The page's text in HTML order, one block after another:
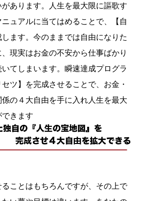
あります。人生を最大限に謳歌す
ュアルに当てはめることで、【自
ます。今のままでは自由になりた
現実はお金の不安から仕事ばかり
てしまいます。瞬速達成プログラ
ツ】を完成させることで、お金・
の４大自由を手に入れ人生を最大
きます
ことはもちろんですが、その上で